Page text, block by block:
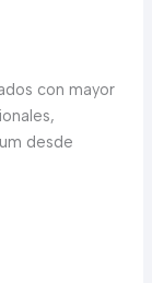
con mayor
desde